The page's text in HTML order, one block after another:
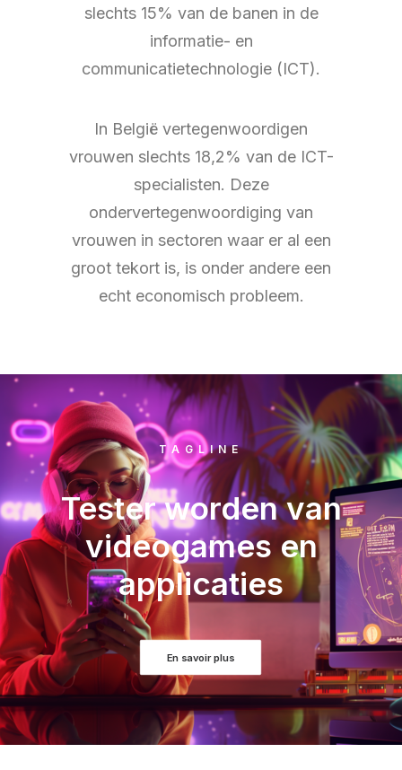
slechts 15% van de banen in de
informatie- en
communicatietechnologie (ICT).
In België vertegenwoordigen
vrouwen slechts 18,2% van de ICT-
specialisten. Deze
ondervertegenwoordiging van
vrouwen in sectoren waar er al een
groot tekort is, is onder andere een
echt economisch probleem.
TAGLINE
Tester worden van
videogames en
applicaties
En savoir plus